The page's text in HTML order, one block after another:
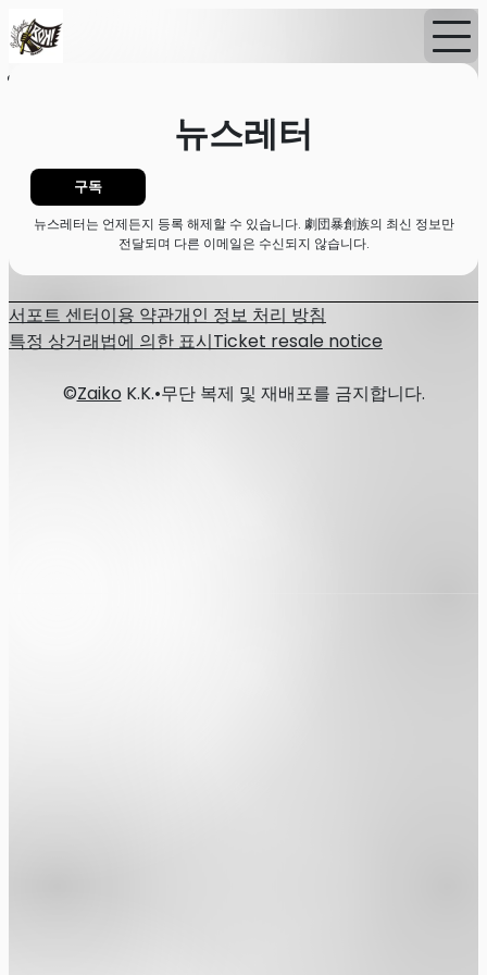
홈
뉴스레터
구독
뉴스레터는 언제든지 등록 해제할 수 있습니다. 劇団暴創族의 최신 정보만
전달되며 다른 이메일은 수신되지 않습니다.
서포트 센터이용 약관개인 정보 처리 방침
특정 상거래법에 의한 표시Ticket resale notice
©Zaiko K.K.•무단 복제 및 재배포를 금지합니다.